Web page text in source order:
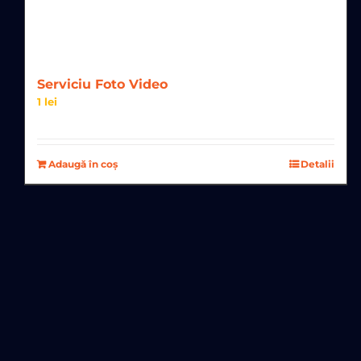
Serviciu Foto Video
1 lei
Adaugă în coș Detalii